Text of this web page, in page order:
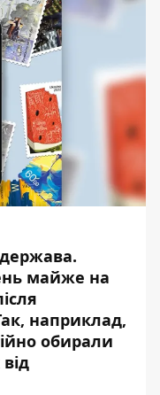
майже на
наприклад,
обирали